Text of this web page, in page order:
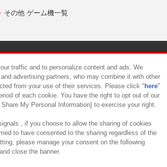
その他 ゲーム機一覧
ご提供について カスタマーハラスメント対応方針
traffic and to personalize content and ads. We
advertising partners, who may combine it with other
from your use of their services. Please click " here"
of each cookie. You have the right to opt out of our
My Personal Information] to exercise your right.
, if you choose to allow the sharing of cookies
to have consented to the sharing regardless of the
please manage your consent on the following
close the banner.